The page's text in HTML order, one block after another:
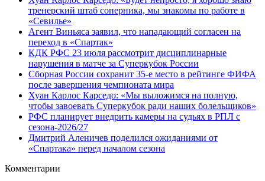
тренерский штаб соперника, мы знакомы по работе в
«Севилье»
Агент Виньяса заявил, что нападающий согласен на
переход в «Спартак»
КДК РФС 23 июля рассмотрит дисциплинарные
нарушения в матче за Суперкубок России
Сборная России сохранит 35-е место в рейтинге ФИФА
после завершения чемпионата мира
Хуан Карлос Карседо: «Мы выложимся на полную,
чтобы завоевать Суперкубок ради наших болельщиков»
РФС планирует внедрить камеры на судьях в РПЛ с
сезона-2026/27
Дмитрий Аленичев поделился ожиданиями от
«Спартака» перед началом сезона
Комментарии